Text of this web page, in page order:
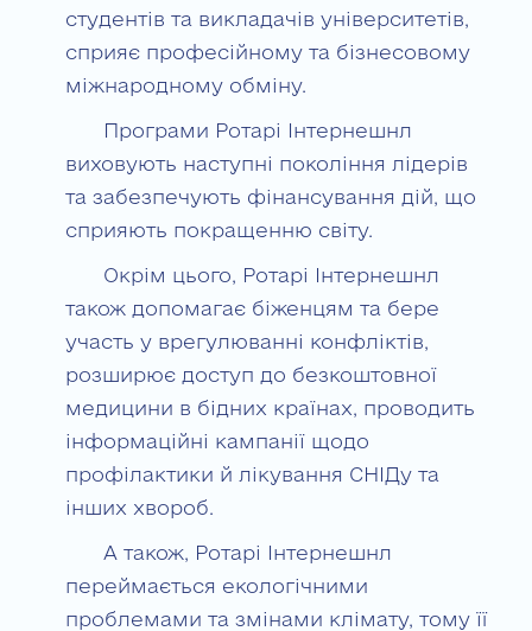
студентів та викладачів університетів,
сприяє професійному та бізнесовому
міжнародному обміну.
Програми Ротарі Інтернешнл
виховують наступні покоління лідерів
та забезпечують фінансування дій, що
сприяють покращенню світу.
Окрім цього, Ротарі Інтернешнл
також допомагає біженцям та бере
участь у врегулюванні конфліктів,
розширює доступ до безкоштовної
медицини в бідних країнах, проводить
інформаційні кампанії щодо
профілактики й лікування СНІДу та
інших хвороб.
А також, Ротарі Інтернешнл
переймається екологічними
проблемами та змінами клімату, тому її